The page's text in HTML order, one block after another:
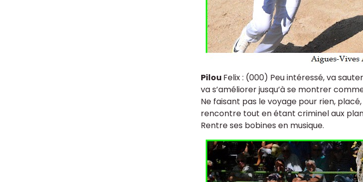
Pilou Felix : (000) Peu intéressé, va
va s’améliorer jusqu’à se montrer
Ne faisant pas le voyage pour rien,
rencontre tout en étant criminel aux
Rentre ses bobines en musique.